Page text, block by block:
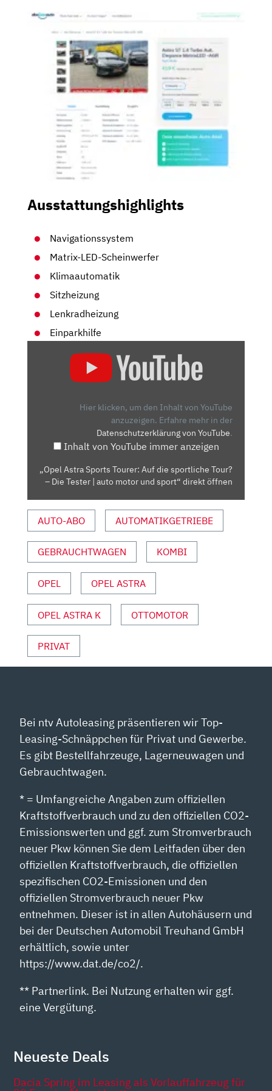
Ausstattungshighlights
Navigationssystem
Matrix-LED-Scheinwerfer
Klimaautomatik
Sitzheizung
Lenkradheizung
Einparkhilfe
TOUR?
|
AUTO
UND
SPORT“
VON
YOUTUBE
ANZEIGEN
Hier klicken, um den Inhalt von YouTube
anzuzeigen. Erfahre mehr in der
Datenschutzerklärung von YouTube.
Inhalt von YouTube immer anzeigen
„Opel Astra Sports Tourer: Auf die sportliche Tour?
– Die Tester | auto motor und sport“ direkt öffnen
AUTO-ABO AUTOMATIKGETRIEBE
GEBRAUCHTWAGEN KOMBI
OPEL OPEL ASTRA
OPEL ASTRA K OTTOMOTOR
PRIVAT
Bei ntv Autoleasing präsentieren wir Top-
Leasing-Schnäppchen für Privat und Gewerbe.
Es gibt Bestellfahrzeuge, Lagerneuwagen und
Gebrauchtwagen.
* = Umfangreiche Angaben zum offiziellen
Kraftstoffverbrauch und zu den offiziellen CO2-
Emissionswerten und ggf. zum Stromverbrauch
neuer Pkw können Sie dem Leitfaden über den
offiziellen Kraftstoffverbrauch, die offiziellen
spezifischen CO2-Emissionen und den
offiziellen Stromverbrauch neuer Pkw
entnehmen. Dieser ist in allen Autohäusern und
bei der Deutschen Automobil Treuhand GmbH
erhältlich, sowie unter
https://www.dat.de/co2/.
** Partnerlink. Bei Nutzung erhalten wir ggf.
eine Vergütung.
Neueste Deals
Dacia Spring im Leasing als Vorlauffahrzeug für